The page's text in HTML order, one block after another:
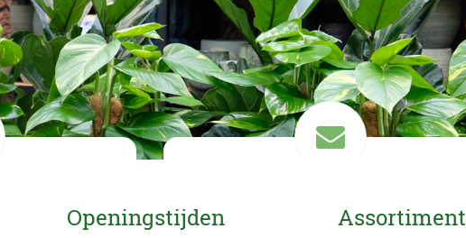
info@eurofleur.nl
Openingstijden Assortiment